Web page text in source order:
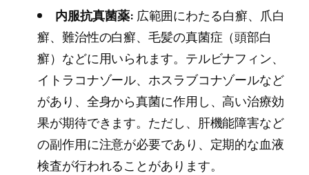
内服抗真菌薬: 広範囲にわたる白癬、爪白
癬、難治性の白癬、毛髪の真菌症（頭部白
癬）などに用いられます。テルビナフィン、
イトラコナゾール、ホスラブコナゾールなど
があり、全身から真菌に作用し、高い治療効
果が期待できます。ただし、肝機能障害など
の副作用に注意が必要であり、定期的な血液
検査が行われることがあります。